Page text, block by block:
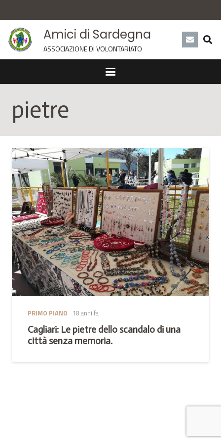
Amici di Sardegna
ASSOCIAZIONE DI VOLONTARIATO
pietre
PRIMO PIANO 18 anni fa
Cagliari: Le pietre dello scandalo di una
città senza memoria.